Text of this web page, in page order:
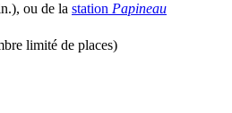
ou de la station Papineau
limité de places)